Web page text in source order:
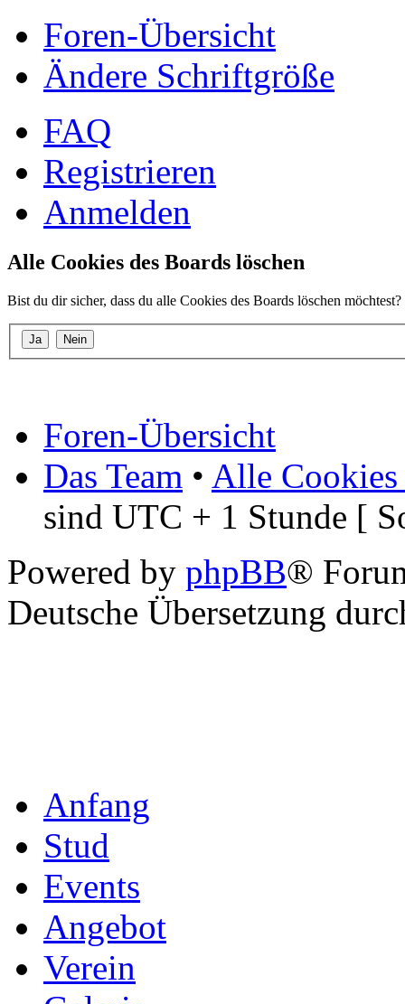
Foren-Übersicht
Ändere Schriftgröße
FAQ
Registrieren
Anmelden
Alle Cookies des Boards löschen
Bist du dir sicher, dass du alle Cookies des Boards löschen möchtest?
Foren-Übersicht
Das Team • Alle Cookies
sind UTC + 1 Stunde [
Powered by phpBB®
Deutsche Übersetzung
Anfang
Stud
Events
Angebot
Verein
Galerie